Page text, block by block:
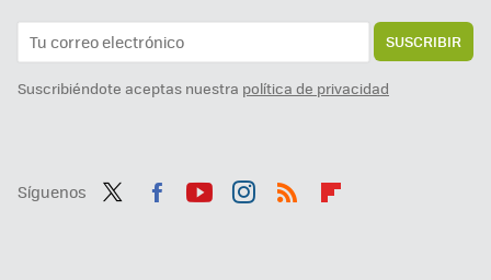
SUSCRIBIR
Suscribiéndote aceptas nuestra política de privacidad
Síguenos